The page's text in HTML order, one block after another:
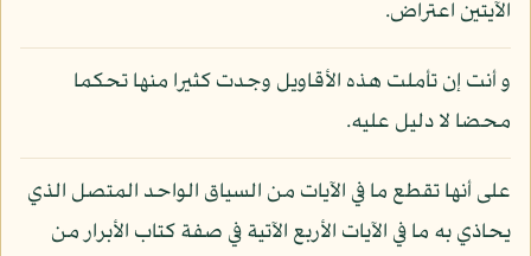
الآيتين اعتراض.
و أنت إن تأملت هذه الأقاويل وجدت كثيرا منها تحكما
محضا لا دليل عليه.
على أنها تقطع ما في الآيات من السياق الواحد المتصل الذي
يحاذي به ما في الآيات الأربع الآتية في صفة كتاب الأبرار من